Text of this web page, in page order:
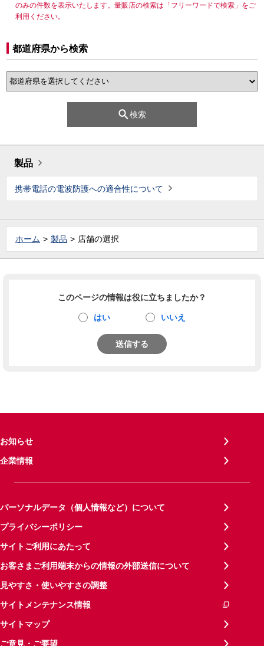
のみの件数を表示いたします。量販店の検索は「フリーワードで検索」をご
利用ください。
都道府県から検索
検索
製品
携帯電話の電波防護への適合性について
ホーム 製品 店舗の選択
このページの情報は役に立ちましたか？
はい いいえ
送信する
お知らせ
企業情報
パーソナルデータ（個人情報など）について
プライバシーポリシー
サイトご利用にあたって
お客さまご利用端末からの情報の外部送信について
見やすさ・使いやすさの調整
サイトメンテナンス情報
サイトマップ
ご意見・ご要望